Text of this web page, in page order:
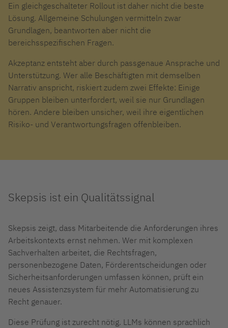
Ein gleichgeschalteter Rollout ist daher nicht die beste
Lösung. Allgemeine Schulungen vermitteln zwar
Grundlagen, beantworten aber nicht die
bereichsspezifischen Fragen.
Akzeptanz entsteht aber durch passgenaue Ansprache und
Unterstützung. Wer alle Beschäftigten mit demselben
Narrativ anspricht, riskiert zudem zwei Effekte: Einige
Gruppen bleiben unterfordert, weil sie nur Grundlagen
hören. Andere bleiben unsicher, weil ihre eigentlichen
Risiko- und Verantwortungsfragen offenbleiben.
Skepsis ist ein Qualitätssignal
Skepsis zeigt, dass Mitarbeitende die Anforderungen ihres
Arbeitskontexts ernst nehmen. Wer mit komplexen
Sachverhalten arbeitet, die Rechtsfragen,
personenbezogene Daten, Förderentscheidungen oder
Sicherheitsanforderungen umfassen können, prüft ein
neues Assistenzsystem für mehr Automatisierung zu
Recht genauer.
Diese Prüfung ist zurecht nötig. LLMs können sprachlich